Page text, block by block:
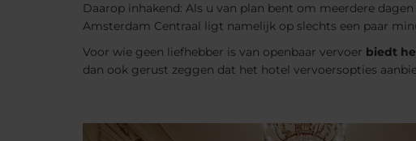
Daarop inhakend: Als u van plan bent om meerdere
Amsterdam Centraal ligt namelijk op slechts een paar
Voor wie geen liefhebber is van openbaar vervoer biedt
dan ook gerust zeggen dat het hotel vervoersopties